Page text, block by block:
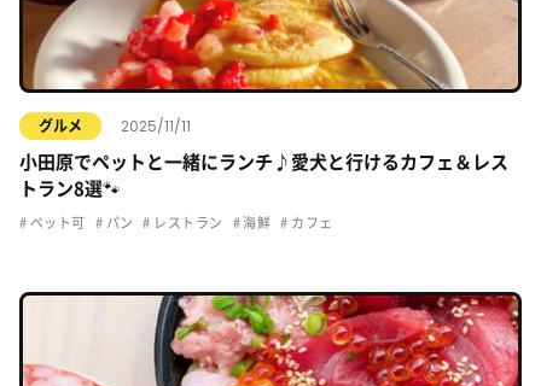
グルメ 2025/11/11
小田原でペットと一緒にランチ♪愛犬と行けるカフェ＆レス
トラン8選🐾
ペット可 パン レストラン 海鮮 カフェ